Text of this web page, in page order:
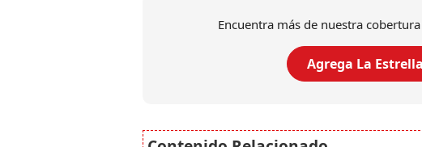
Encuentra más de nuestra
Agrega La